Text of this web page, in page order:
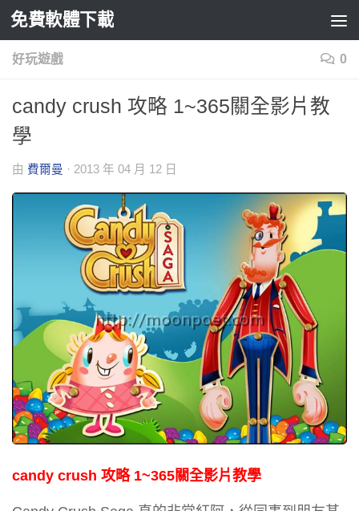
Skip to content
免費軟體下載
好玩遊戲 0
candy crush 攻略 1~365關全影片教
學
由 費爾曼 · 2013 年 04 月 12 日
candy crush 攻略 1~365關全影片教學